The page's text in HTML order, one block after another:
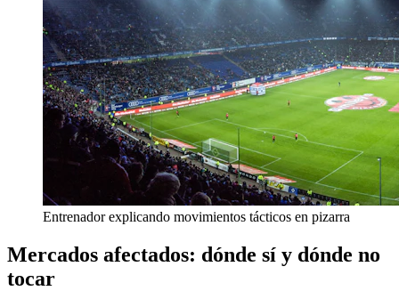
Entrenador explicando movimientos tácticos en pizarra
Mercados afectados: dónde sí y dónde no
tocar